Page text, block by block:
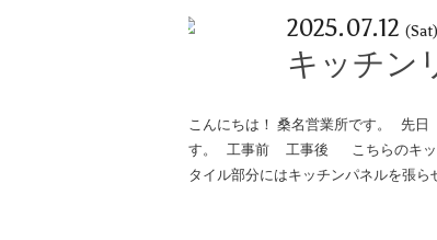
2025.07.12 (Sat)
キッチン
こんにちは！ 桑名営業所です。 先
す。 工事前 工事後 こちらのキッチ
タイル部分にはキッチンパネルを張